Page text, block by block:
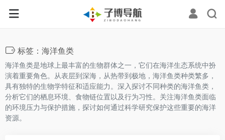
标签：海洋鱼类
海洋鱼类是地球上最丰富的生物群体之一，它们在海洋生态系统中扮
演着重要角色。从表层到深海，从热带到极地，海洋鱼类种类繁多，
具有独特的生物学特征和适应能力。深入探讨不同种类的海洋鱼类，
分析它们的栖息环境、食物链位置以及行为习性。关注海洋鱼类面临
的环境压力与保护措施，探讨如何通过科学研究保护这些重要的海洋
资源。